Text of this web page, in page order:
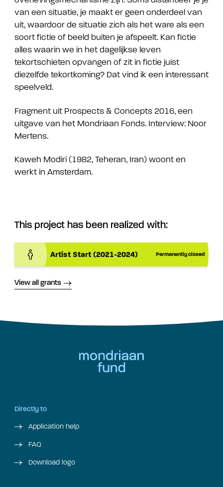
van een situatie, je maakt er geen onderdeel van
uit, waardoor de situatie zich als het ware als een
soort fictie of beeld buiten je afspeelt. Kan fictie
alles waarin we in het dagelijkse leven
tekortschieten opvangen of zit in fictie juist
diezelfde tekortkoming? Dat vind ik een interessant
speelveld.
Fragment uit Prospects & Concepts 2016, een
uitgave van het Mondriaan Fonds. Interview: Noor
Mertens.
Kaweh Modiri (1982, Teheran, Iran) woont en
werkt in Amsterdam.
This project has been realized with:
Artist Start (2021-2024) Permanently closed
View all grants
Directly to
Application help
FAQ
Download logo